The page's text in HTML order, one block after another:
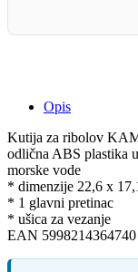
Opis
Kutija za ribolov
odlična ABS plastika
morske vode
* dimenzije 22,6 x
* 1 glavni pretinac
* ušica za vezanje
EAN 5998214364740